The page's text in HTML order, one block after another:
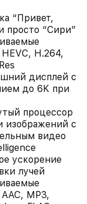
“Привет,
просто “Сири”
H.264,
дисплей с
до 6K при
процессор
изображений с
видео
ускорение
лучей
MP3,